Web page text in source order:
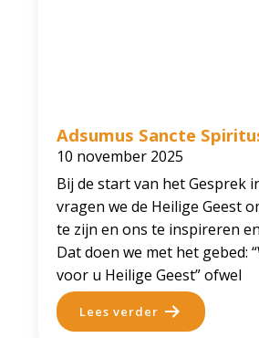
Adsumus Sancte
10 november 2025
Bij de start van het Gesprek
vragen we de Heilige Geest
te zijn en ons te inspireren
Dat doen we met het gebed:
voor u Heilige Geest” ofwel
Lees verder